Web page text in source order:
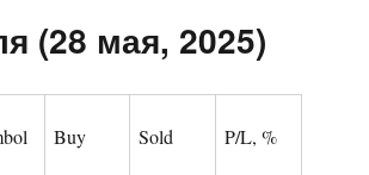
(28 мая, 2025)
Buy Sold P/L, %